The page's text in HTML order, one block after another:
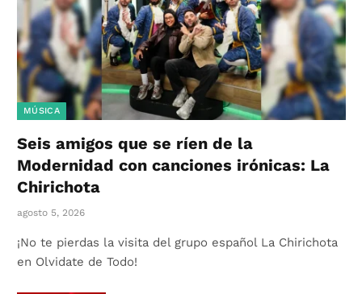
MÚSICA
Seis amigos que se ríen de la
Modernidad con canciones irónicas: La
Chirichota
agosto 5, 2026
¡No te pierdas la visita del grupo español La Chirichota
en Olvidate de Todo!